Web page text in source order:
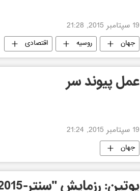
19 سپتامبر 2015, 21:28
جهان روسیه اقتصادی
عمل پیوند سر
19 سپتامبر 2015, 21:24
جهان